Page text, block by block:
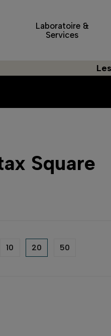
Laboratoire &
Services
Les sacs
Square
10 20 50